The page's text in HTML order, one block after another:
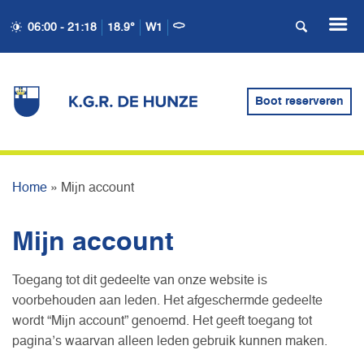
06:00 - 21:18 18.9° W1
Boot reserveren
Home » Mijn account
Mijn account
Toegang tot dit gedeelte van onze website is
voorbehouden aan leden. Het afgeschermde gedeelte
wordt “Mijn account” genoemd. Het geeft toegang tot
pagina’s waarvan alleen leden gebruik kunnen maken.